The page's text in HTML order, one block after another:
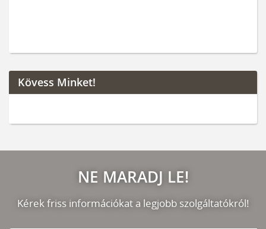
Kövess Minket!
NE MARADJ LE!
Kérek friss információkat a legjobb szolgáltatókról!